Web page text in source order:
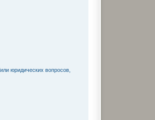
юридических вопросов,